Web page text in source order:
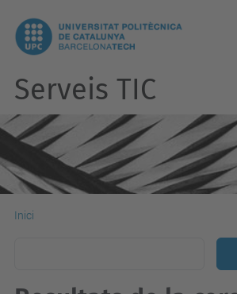
Serveis TIC
Inici